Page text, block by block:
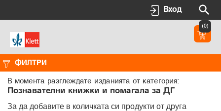
Вход
(0)
ФИЛТРИ
В момента разглеждате изданията от категория:
Познавателни книжки и помагала за ДГ
За да добавите в количката си продукти от друга